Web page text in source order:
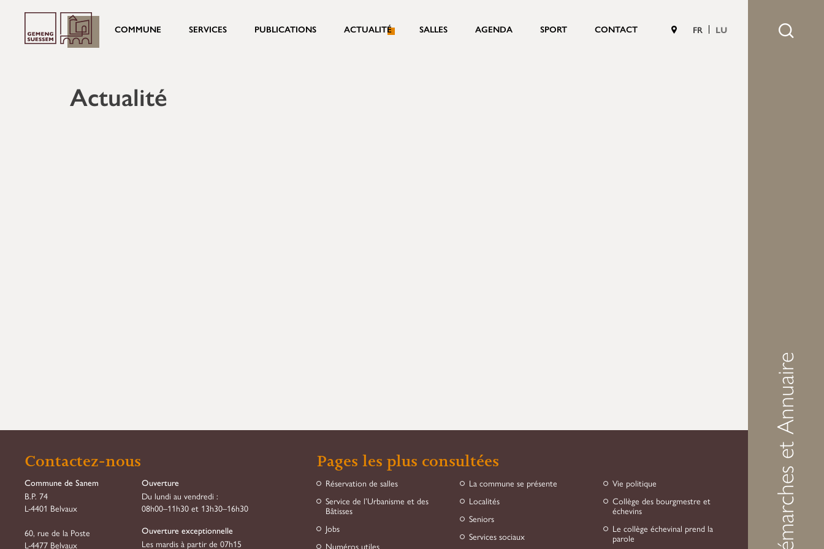
COMMUNE SERVICES PUBLICATIONS ACTUALITÉ SALLES AGENDA SPORT CONTACT FR LU
Démarches et Annuaire
Actualité
Contactez-nous
Commune de Sanem
B.P. 74
L-4401 Belvaux
60, rue de la Poste
L-4477 Belvaux
Ouverture
Du lundi au vendredi :
08h00–11h30 et 13h30–16h30
Ouverture exceptionnelle
Les mardis à partir de 07h15
Pages les plus consultées
Réservation de salles
Service de l’Urbanisme et des
Bâtisses
Jobs
Numéros utiles
La commune se présente
Localités
Seniors
Services sociaux
Vie politique
Collège des bourgmestre et
échevins
Le collège échevinal prend la
parole